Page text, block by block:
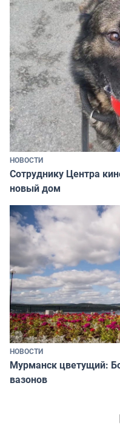
НОВОСТИ
Сотруднику Центра
новый дом
НОВОСТИ
Мурманск цветущий:
вазонов